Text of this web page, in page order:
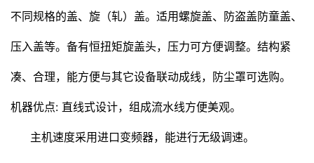
不同规格的盖、旋（轧）盖。适用螺旋盖、防盗盖防童盖、
压入盖等。备有恒扭矩旋盖头，压力可方便调整。结构紧
凑、合理，能方便与其它设备联动成线，防尘罩可选购。
机器优点: 直线式设计，组成流水线方便美观。
主机速度采用进口变频器，能进行无级调速。